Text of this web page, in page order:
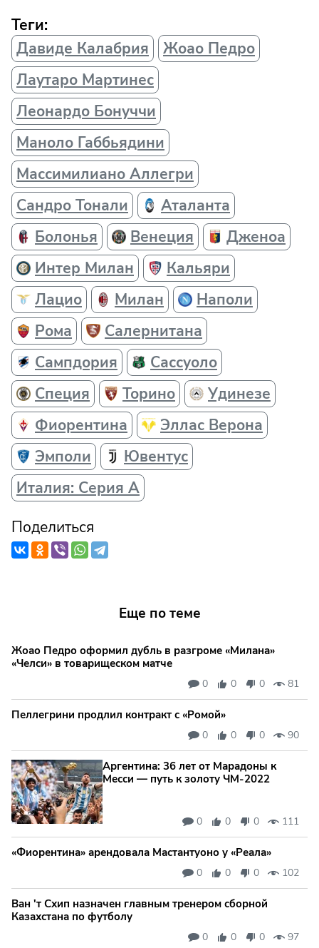
Теги:
Давиде Калабрия
Жоао Педро
Лаутаро Мартинес
Леонардо Бонуччи
Маноло Габбьядини
Массимилиано Аллегри
Сандро Тонали
Аталанта
Болонья
Венеция
Дженоа
Интер Милан
Кальяри
Лацио
Милан
Наполи
Рома
Салернитана
Сампдория
Сассуоло
Специя
Торино
Удинезе
Фиорентина
Эллас Верона
Эмполи
Ювентус
Италия: Серия А
Поделиться
Еще по теме
Жоао Педро оформил дубль в разгроме «Милана»
«Челси» в товарищеском матче
0 0 0 81
Пеллегрини продлил контракт с «Ромой»
0 0 0 90
Аргентина: 36 лет от Марадоны к
Месси — путь к золоту ЧМ‑2022
0 0 0 111
«Фиорентина» арендовала Мастантуоно у «Реала»
0 0 0 102
Ван 'т Схип назначен главным тренером сборной
Казахстана по футболу
0 0 0 97